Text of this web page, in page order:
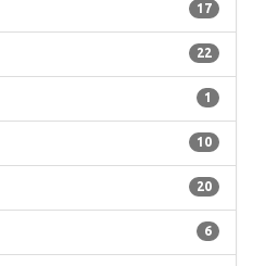
17
22
1
10
20
6